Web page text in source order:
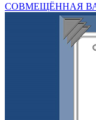
СОВМЕЩЁННАЯ